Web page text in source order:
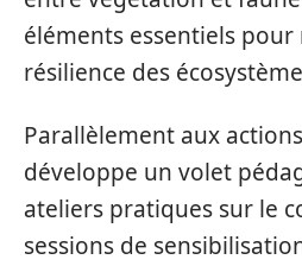
éléments essentiels
résilience des
Parallèlement aux
développe un volet
ateliers pratiques sur le
sessions de